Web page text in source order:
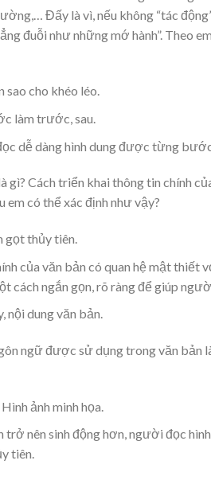
Đấy là vì, nếu không “tác
đuỗi như những mớ hành”. Theo
sao cho khéo léo.
làm trước, sau.
dễ dàng hình dung được từng
gì? Cách triển khai thông tin chính
em có thể xác định như vậy?
gọt thủy tiên.
của văn bản có quan hệ mật thiết
ngắn gọn, rõ ràng để giúp
nội dung văn bản.
ngữ được sử dụng trong văn bản
ảnh minh họa.
trở nên sinh động hơn, người đọc
tiên.